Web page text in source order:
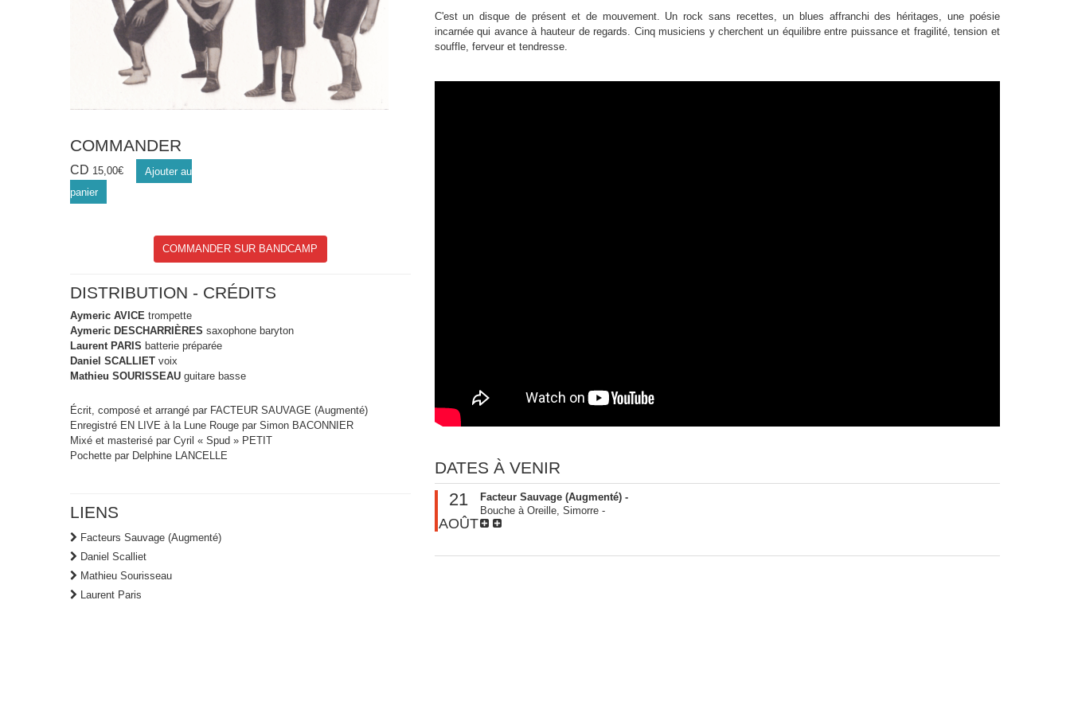
COMMANDER
CD 15,00€
Ajouter au
panier
COMMANDER SUR BANDCAMP
DISTRIBUTION - CRÉDITS
Aymeric AVICE trompette
Aymeric DESCHARRIÈRES saxophone baryton
Laurent PARIS batterie préparée
Daniel SCALLIET voix
Mathieu SOURISSEAU guitare basse
Écrit, composé et arrangé par FACTEUR SAUVAGE (Augmenté)
Enregistré EN LIVE à la Lune Rouge par Simon BACONNIER
Mixé et masterisé par Cyril « Spud » PETIT
Pochette par Delphine LANCELLE
LIENS
Facteurs Sauvage (Augmenté)
Daniel Scalliet
Mathieu Sourisseau
Laurent Paris
C'est un disque de présent et de mouvement. Un rock sans recettes, un blues affranchi des héritages, une poésie
incarnée qui avance à hauteur de regards. Cinq musiciens y cherchent un équilibre entre puissance et fragilité, tension et
souffle, ferveur et tendresse.
DATES À VENIR
21
AOÛT
Facteur Sauvage (Augmenté) -
Bouche à Oreille, Simorre -